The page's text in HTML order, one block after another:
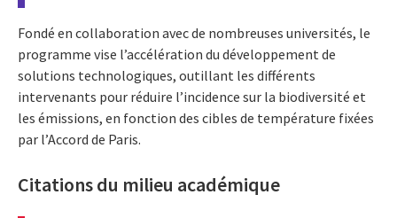
Fondé en collaboration avec de nombreuses universités, le
programme vise l’accélération du développement de
solutions technologiques, outillant les différents
intervenants pour réduire l’incidence sur la biodiversité et
les émissions, en fonction des cibles de température fixées
par l’Accord de Paris.
Citations du milieu académique